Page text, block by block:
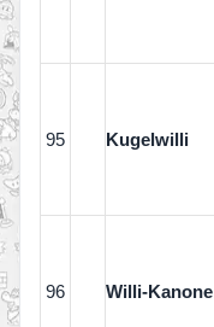
95 Kugelwilli
96 Willi-Kanone